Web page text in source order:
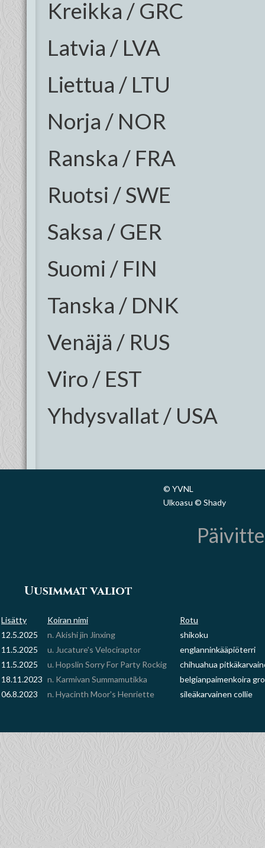
Kreikka / GRC
Latvia / LVA
Liettua / LTU
Norja / NOR
Ranska / FRA
Ruotsi / SWE
Saksa / GER
Suomi / FIN
Tanska / DNK
Venäjä / RUS
Viro / EST
Yhdysvallat / USA
© YVNL
Ulkoasu © Shady
Uusimmat valiot
Lisätty Koiran nimi
Rotu
12.5.2025
n. Akishi jin Jinxing
shikoku
11.5.2025
u. Jucature's Velociraptor
englanninkääpiöterri
11.5.2025
u. Hopslin Sorry For Party Rockig
chihuahua
18.11.2023 n. Karmivan Summamutikka
belgianpaimenkoira
06.8.2023
n. Hyacinth Moor's Henriette sileäkarvainen collie